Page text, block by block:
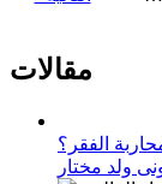
مقالات
الفقر؟
ولد مختار